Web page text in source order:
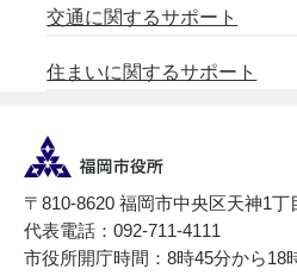
交通に関するサポート
住まいに関するサポート
〒810-8620 福岡市中央区天神1丁
代表電話：092-711-4111
市役所開庁時間：8時45分から18